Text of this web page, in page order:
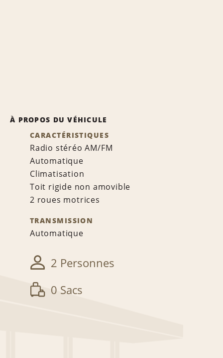
À PROPOS DU VÉHICULE
CARACTÉRISTIQUES
Radio stéréo AM/FM
Automatique
Climatisation
Toit rigide non amovible
2 roues motrices
TRANSMISSION
Automatique
2 Personnes
0 Sacs